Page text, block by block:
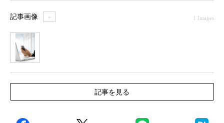
記事画像 ＋ 1 Images
記事を見る